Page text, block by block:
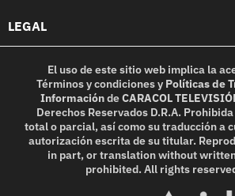
LEGAL
El uso de este sitio web implica la
Términos y condicionesy Políticas de
InformacióndeCARACOL
Derechos Reservados D.R.A.
total o parcial, así como su traducción a
autorización escrita de su titular.
in part, or translation without
prohibited. All rights